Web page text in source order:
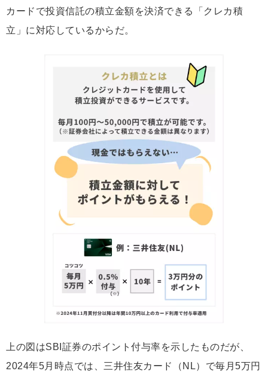
カードで投資信託の積立金額を決済できる「クレカ積
立」に対応しているからだ。
上の図はSBI証券のポイント付与率を示したものだが、
2024年5月時点では、三井住友カード（NL）で毎月5万円